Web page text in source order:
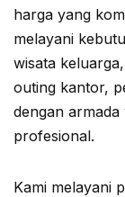
harga yang
melayani
wisata
outing kantor,
dengan
profesional.
Kami melayani